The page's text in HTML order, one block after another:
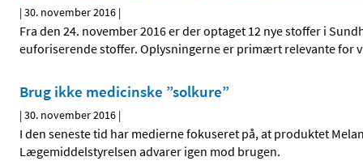
|30. november 2016 |
Fra den 24. november 2016 er der optaget 12 nye stoffer i
euforiserende stoffer. Oplysningerne er primært relevante for
Brug ikke medicinske ”solkure”
|30. november 2016 |
I den seneste tid har medierne fokuseret på, at produktet
Lægemiddelstyrelsen advarer igen mod brugen.